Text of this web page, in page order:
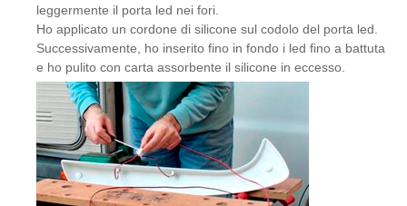
leggermente il porta led nei fori.
Ho applicato un cordone di silicone sul codolo del porta led.
Successivamente, ho inserito fino in fondo i led fino a battuta
e ho pulito con carta assorbente il silicone in eccesso.